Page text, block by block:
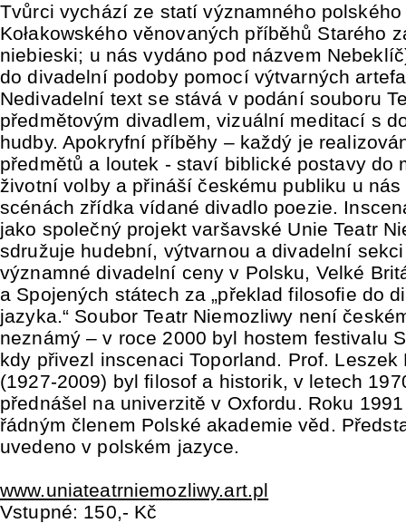
Tvůrci vychází ze statí významného
Kołakowského věnovaných příběhů Starého
niebieski; u nás vydáno pod názvem
do divadelní podoby pomocí výtvarných
Nedivadelní text se stává v podání souboru
předmětovým divadlem, vizuální meditací s
hudby. Apokryfní příběhy – každý je
předmětů a loutek - staví biblické postavy do
životní volby a přináší českému publiku u
scénách zřídka vídané divadlo poezie.
jako společný projekt varšavské Unie Teatr
sdružuje hudební, výtvarnou a divadelní
významné divadelní ceny v Polsku, Velké
a Spojených státech za „překlad filosofie do
jazyka.“ Soubor Teatr Niemozliwy není
neznámý – v roce 2000 byl hostem festivalu
kdy přivezl inscenaci Toporland. Prof. Leszek
(1927-2009) byl filosof a historik, v letech
přednášel na univerzitě v Oxfordu. Roku
řádným členem Polské akademie věd.
uvedeno v polském jazyce.
www.uniateatrniemozliwy.art.pl
Vstupné: 150,- Kč